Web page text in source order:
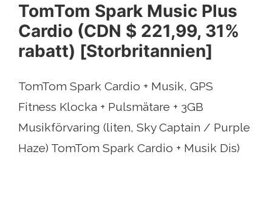
TomTom Spark Music Plus
Cardio (CDN $ 221,99, 31%
rabatt) [Storbritannien]
TomTom Spark Cardio + Musik, GPS
Fitness Klocka + Pulsmätare + 3GB
Musikförvaring (liten, Sky Captain / Purple
Haze) TomTom Spark Cardio + Musik Dis)